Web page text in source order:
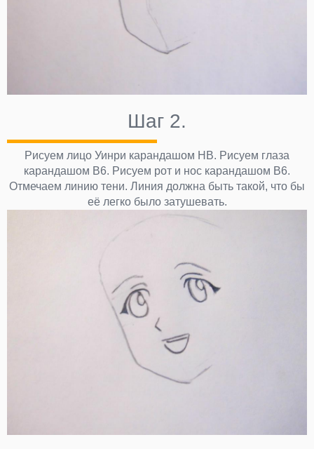
Шаг 2.
Рисуем лицо Уинри карандашом НВ. Рисуем глаза
карандашом В6. Рисуем рот и нос карандашом В6.
Отмечаем линию тени. Линия должна быть такой, что бы
её легко было затушевать.